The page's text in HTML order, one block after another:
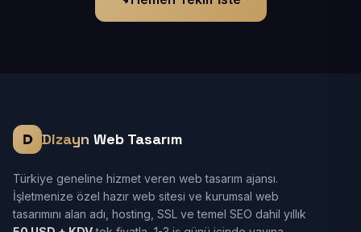
Dizayn Web Tasarım
Türkiye geneline hizmet veren web tasarım ajansı.
İşletmenize özel hazır web sitesi ve kurumsal web
tasarımını alan adı, hosting, SSL ve temel SEO dahil yıllık